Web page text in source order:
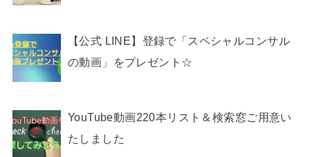
【公式 LINE】登録で「スペシャルコンサル
の動画」をプレゼント☆
YouTube動画220本リスト＆検索窓ご用意い
たしました